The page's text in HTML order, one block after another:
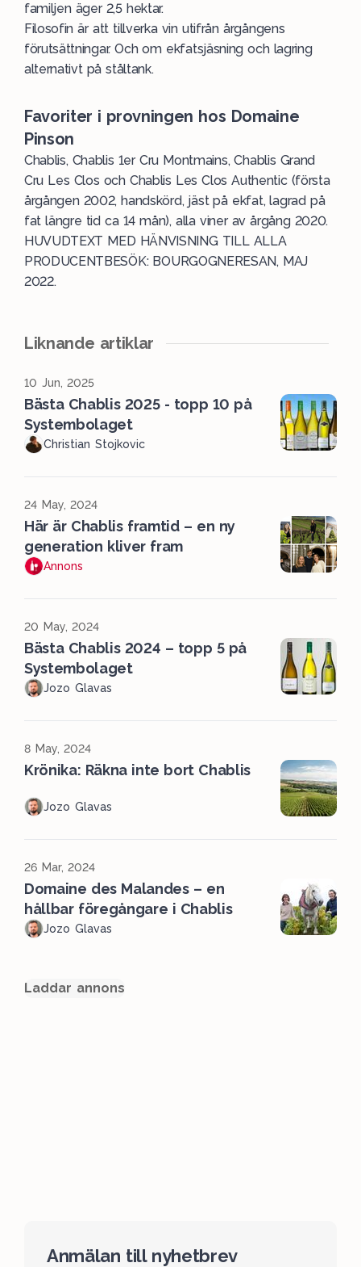
familjen äger 2,5 hektar.
Filosofin är att tillverka vin utifrån årgångens
förutsättningar. Och om ekfatsjäsning och lagring
alternativt på ståltank.
Favoriter i provningen hos Domaine
Pinson
Chablis, Chablis 1er Cru Montmains, Chablis Grand
Cru Les Clos och Chablis Les Clos Authentic (första
årgången 2002, handskörd, jäst på ekfat, lagrad på
fat längre tid ca 14 mån), alla viner av årgång 2020.
HUVUDTEXT MED HÄNVISNING TILL ALLA
PRODUCENTBESÖK: BOURGOGNERESAN, MAJ
2022.
Liknande artiklar
10 Jun, 2025
Bästa Chablis 2025 - topp 10 på
Systembolaget
Christian Stojkovic
24 May, 2024
Här är Chablis framtid – en ny
generation kliver fram
Annons
20 May, 2024
Bästa Chablis 2024 – topp 5 på
Systembolaget
Jozo Glavas
8 May, 2024
Krönika: Räkna inte bort Chablis
Jozo Glavas
26 Mar, 2024
Domaine des Malandes – en
hållbar föregångare i Chablis
Jozo Glavas
Laddar annons
Anmälan till nyhetbrev